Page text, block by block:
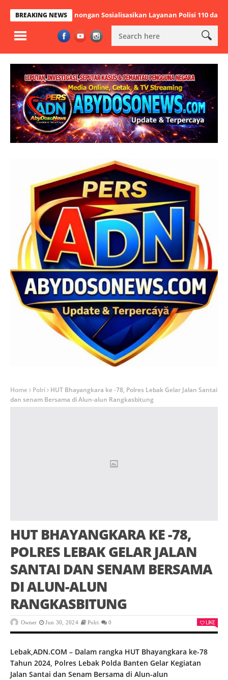
BREAKING NEWS
Panongan Sosialisasikan Layanan Polisi 110 dan Ajak Jaga
Home Polri
HUT Bhayangkara ke -78, Polres Lebak Gelar Jalan Santai
dan senam Bersama di Alun-alun Rangkasbitung
HUT BHAYANGKARA KE -78,
POLRES LEBAK GELAR JALAN
SANTAI DAN SENAM BERSAMA
DI ALUN-ALUN
RANGKASBITUNG
Owner Jun 30, 2024 Polri 0 LIKE
Lebak,ADN.COM – Dalam rangka HUT Bhayangkara ke-78
Tahun 2024, Polres Lebak Polda Banten Gelar Kegiatan
Jalan Santai dan Senam Bersama di Alun-alun